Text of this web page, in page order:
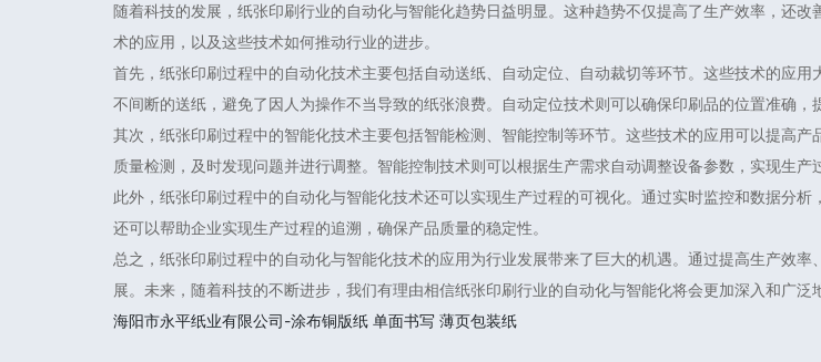
随着科技的发展，纸张印刷行业的自动化与智能化趋势日益明显。这种趋势不仅提高了生产效率，还
术的应用，以及这些技术如何推动行业的进步。
首先，纸张印刷过程中的自动化技术主要包括自动送纸、自动定位、自动裁切等环节。这些技术的应
不间断的送纸，避免了因人为操作不当导致的纸张浪费。自动定位技术则可以确保印刷品的位置准确，
其次，纸张印刷过程中的智能化技术主要包括智能检测、智能控制等环节。这些技术的应用可以提高
质量检测，及时发现问题并进行调整。智能控制技术则可以根据生产需求自动调整设备参数，实现生产
此外，纸张印刷过程中的自动化与智能化技术还可以实现生产过程的可视化。通过实时监控和数据分
还可以帮助企业实现生产过程的追溯，确保产品质量的稳定性。
总之，纸张印刷过程中的自动化与智能化技术的应用为行业发展带来了巨大的机遇。通过提高生产效
展。未来，随着科技的不断进步，我们有理由相信纸张印刷行业的自动化与智能化将会更加深入和广泛
海阳市永平纸业有限公司-涂布铜版纸 单面书写 薄页包装纸